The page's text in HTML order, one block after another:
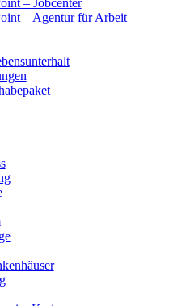
– Jobcenter
– Agentur für Arbeit